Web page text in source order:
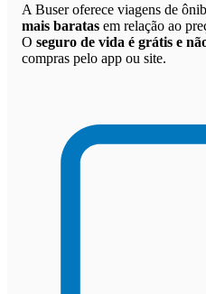
A Buser oferece viagens de
mais baratas em relação ao
O seguro de vida é grátis e
compras pelo app ou site.